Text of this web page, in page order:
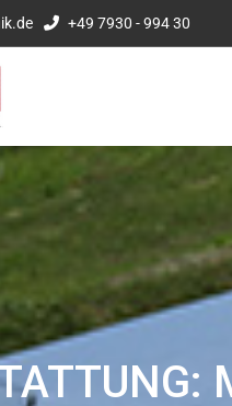
+49 7930 - 994 30